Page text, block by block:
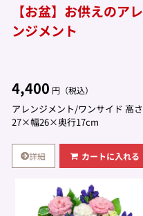
【お盆】お供えのアレ
ンジメント
4,400 円（税込）
アレンジメント/ワンサイド 高さ
27×幅26×奥行17cm
詳細 カートに入れる